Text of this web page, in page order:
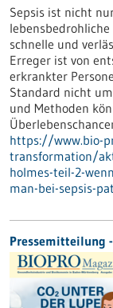
Sepsis ist nicht
schnelle und
Erreger ist von
erkrankter
Standard nicht
und Methoden
https://www.bio-
transformation/
holmes-teil-2-
man-bei-sepsis-
Pressemitteilung